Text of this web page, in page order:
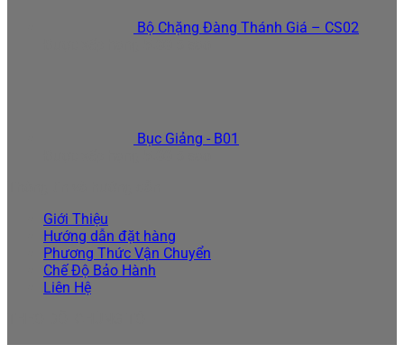
Bộ Chặng Đàng Thánh Giá – CS02
Bục Giảng - B01
Giới Thiệu
Hướng dẫn đặt hàng
Phương Thức Vận Chuyển
Chế Độ Bảo Hành
Liên Hệ